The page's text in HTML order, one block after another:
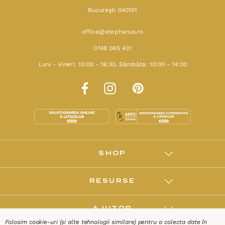
Bucureşti 040151
office@stephanus.ro
0748 065 431
Luni - Vineri: 10:00 - 18:30, Sâmbăta: 10:00 - 14:00
SHOP
RESURSE
AJUTOR
Folosim cookie-uri (și alte tehnologii similare) pentru a colecta date în